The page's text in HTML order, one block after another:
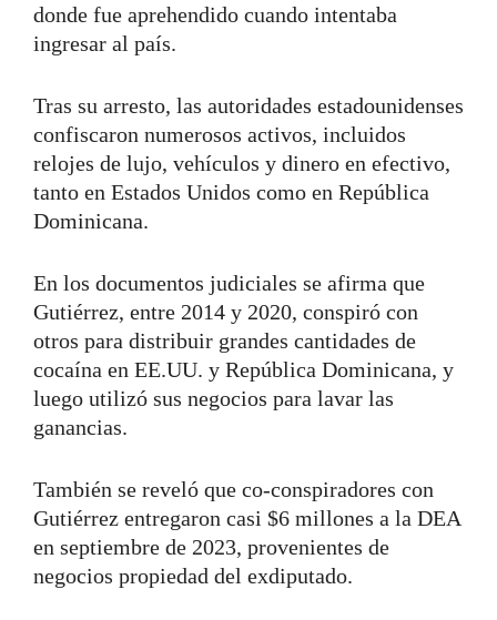
donde fue aprehendido cuando intentaba
ingresar al país.
Tras su arresto, las autoridades estadounidenses
confiscaron numerosos activos, incluidos
relojes de lujo, vehículos y dinero en efectivo,
tanto en Estados Unidos como en República
Dominicana.
En los documentos judiciales se afirma que
Gutiérrez, entre 2014 y 2020, conspiró con
otros para distribuir grandes cantidades de
cocaína en EE.UU. y República Dominicana, y
luego utilizó sus negocios para lavar las
ganancias.
También se reveló que co-conspiradores con
Gutiérrez entregaron casi $6 millones a la DEA
en septiembre de 2023, provenientes de
negocios propiedad del exdiputado.